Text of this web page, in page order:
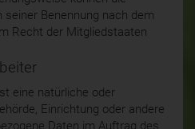
Benennung nach dem
Recht der Mitgliedstaaten
eine natürliche oder
Einrichtung oder andere
Daten im Auftrag des